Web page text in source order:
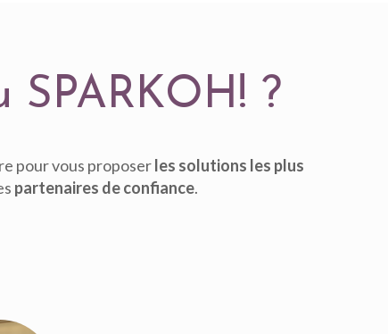
SPARKOH! ?
pour vous proposerles solutions les plus
partenaires de confiance.